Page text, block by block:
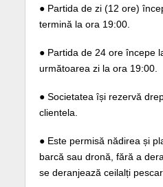
● Partida de zi (12 ore)
termină la ora 19:00.
● Partida de 24 ore începe
următoarea zi la ora 19:00.
● Societatea își rezervă
clientela.
● Este permisă nădirea și
barcă sau dronă, fără a
se deranjează ceilalți